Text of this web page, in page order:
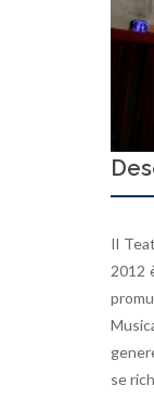
Il
2012
se